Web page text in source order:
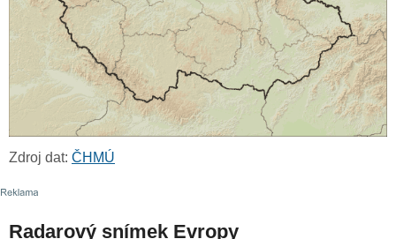
Zdroj dat: ČHMÚ
Radarový snímek Evropy